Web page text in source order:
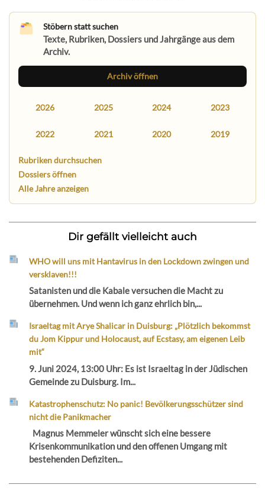
Stöbern statt suchen
Texte, Rubriken, Dossiers und Jahrgänge aus dem
Archiv.
Archiv öffnen
2026 2025 2024 2023
2022 2021 2020 2019
Rubriken durchsuchen
Dossiers öffnen
Alle Jahre anzeigen
Dir gefällt vielleicht auch
WHO will uns mit Hantavirus in den Lockdown zwingen und
versklaven!!!
Satanisten und die Kabale versuchen die Macht zu
übernehmen. Und wenn ich ganz ehrlich bin,...
Israeltag mit Arye Shalicar in Duisburg: „Plötzlich bekommst
du Jom Kippur und Holocaust, auf Ecstasy, am eigenen Leib
mit“
9. Juni 2024, 13:00 Uhr: Es ist Israeltag in der Jüdischen
Gemeinde zu Duisburg. Im...
Katastrophenschutz: No panic! Bevölkerungsschützer sind
nicht die Panikmacher
Magnus Memmeler wünscht sich eine bessere
Krisenkommunikation und den offenen Umgang mit
bestehenden Defiziten...